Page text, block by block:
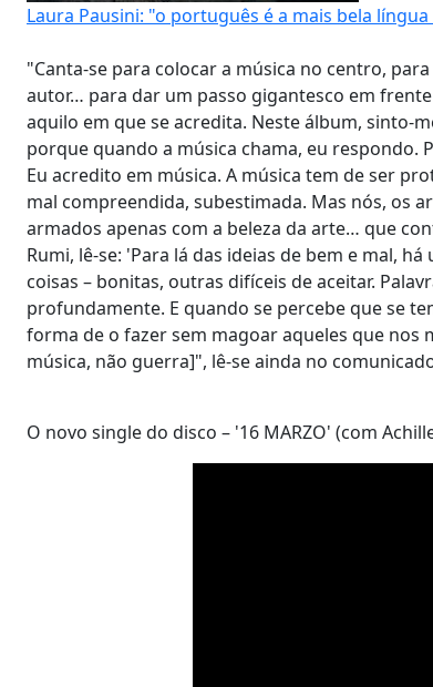
Laura Pausini: "o português é a mais bela
"Canta-se para colocar a música no centro,
autor… para dar um passo gigantesco em
aquilo em que se acredita. Neste álbum, sinto-
porque quando a música chama, eu respondo.
Eu acredito em música. A música tem de ser
mal compreendida, subestimada. Mas nós, os
armados apenas com a beleza da arte… que
Rumi, lê-se: 'Para lá das ideias de bem e mal,
coisas – bonitas, outras difíceis de aceitar.
profundamente. E quando se percebe que se
forma de o fazer sem magoar aqueles que nos
música, não guerra]", lê-se ainda no
O novo single do disco – '16 MARZO' (com